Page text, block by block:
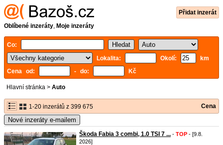
Přidat inzerát
Oblíbené inzeráty, Moje inzeráty
Co:
Lokalita:
Okolí:
km
Cena od:
- do: Kč
Hlavní stránka > Auto
1-20 inzerátů z 399 675 Cena
Nové inzeráty e-mailem
Škoda Fabia 3 combi, 1.0 TSI 7 ... - TOP - [9.8.
2026]